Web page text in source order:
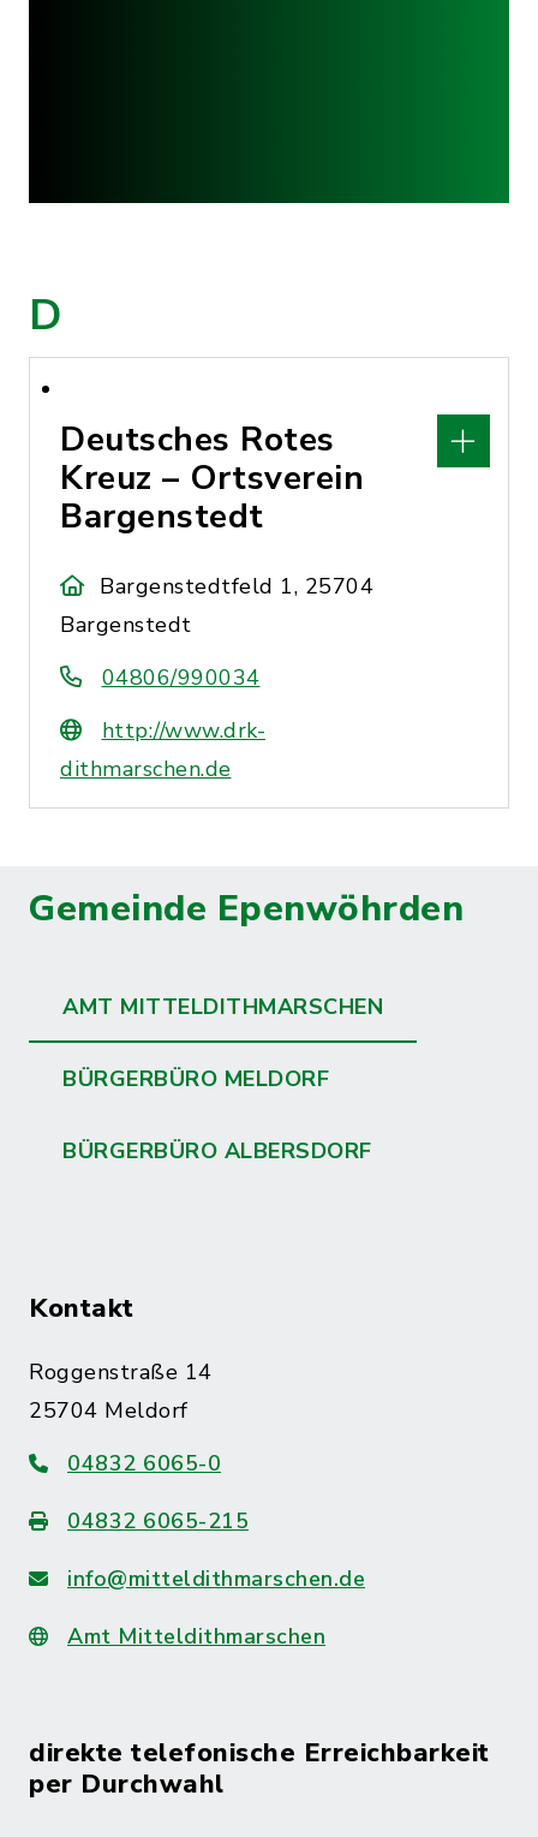
D
Deutsches Rotes
Kreuz – Ortsverein
Bargenstedt
Bargenstedtfeld 1, 25704
Bargenstedt
04806/990034
http://www.drk-
dithmarschen.de
Gemeinde Epenwöhrden
AMT MITTELDITHMARSCHEN
BÜRGERBÜRO MELDORF
BÜRGERBÜRO ALBERSDORF
Kontakt
Roggenstraße 14
25704 Meldorf
04832 6065-0
04832 6065-215
info@mitteldithmarschen.de
Amt Mitteldithmarschen
direkte telefonische Erreichbarkeit
per Durchwahl